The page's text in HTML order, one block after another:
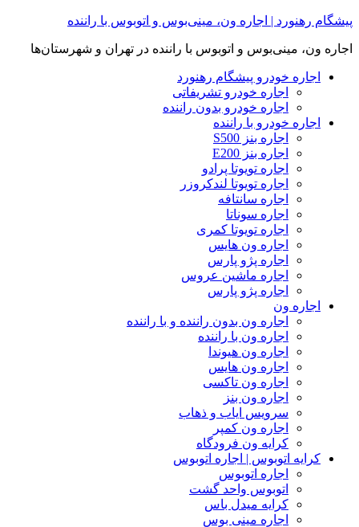
Skip
content
پیشگام رهنورد | اجاره ون، مینی‌بوس و اتوبوس با راننده
اجاره ون، مینی‌بوس و اتوبوس با راننده در تهران و شهرستان‌ها
اجاره خودرو پیشگام رهنورد
اجاره خودرو تشریفاتی
اجاره خودرو بدون راننده
اجاره خودرو با راننده
اجاره بنز S500
اجاره بنز E200
اجاره تویوتا پرادو
اجاره تویوتا لندکروزر
اجاره سانتافه
اجاره سوناتا
اجاره تویوتا کمری
اجاره ون هایس
اجاره پژو پارس
اجاره ماشین عروس
اجاره پژو پارس
اجاره ون
اجاره ون بدون راننده و با راننده
اجاره ون با راننده
اجاره ون هیوندا
اجاره ون هایس
اجاره ون تاکسی
اجاره ون بنز
سرویس ایاب و ذهاب
اجاره ون کمپر
کرایه ون فرودگاه
کرایه اتوبوس | اجاره اتوبوس
اجاره اتوبوس
اتوبوس واحد گشت
کرایه میدل باس
اجاره مینی بوس